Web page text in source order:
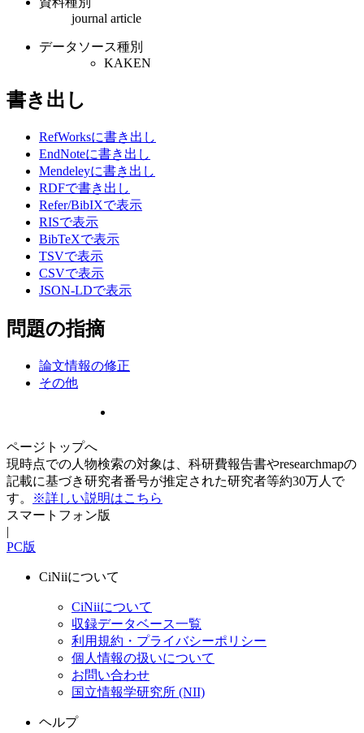
journal article
データソース種別
KAKEN
書き出し
RefWorksに書き出し
EndNoteに書き出し
Mendeleyに書き出し
RDFで書き出し
Refer/BibIXで表示
RISで表示
BibTeXで表示
TSVで表示
CSVで表示
JSON-LDで表示
問題の指摘
論文情報の修正
その他
ページトップへ
現時点での人物検索の対象は、科研費報告書やresearchmapの
記載に基づき研究者番号が推定された研究者等約30万人で
す。
※詳しい説明はこちら
スマートフォン版
|
PC版
CiNiiについて
CiNiiについて
収録データベース一覧
利用規約・プライバシーポリシー
個人情報の扱いについて
お問い合わせ
国立情報学研究所 (NII)
ヘルプ